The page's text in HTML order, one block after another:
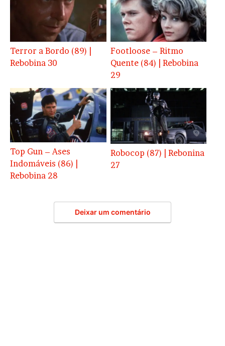
Terror a Bordo (89) |
Rebobina 30
Footloose – Ritmo
Quente (84) | Rebobina
29
Top Gun – Ases
Indomáveis (86) |
Rebobina 28
Robocop (87) | Rebonina
27
Deixar um comentário